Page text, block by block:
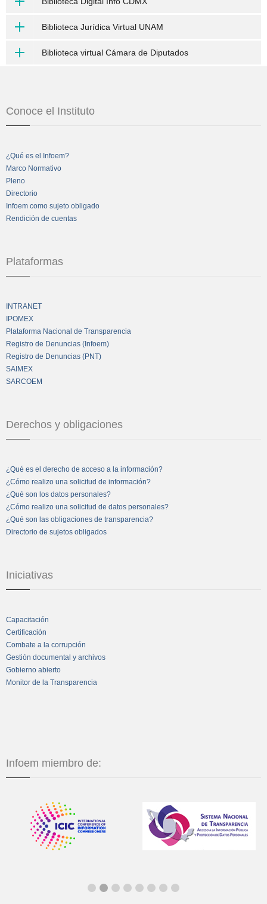
Biblioteca Jurídica Virtual UNAM
Biblioteca virtual Cámara de Diputados
Conoce el Instituto
¿Qué es el Infoem?
Marco Normativo
Pleno
Directorio
Infoem como sujeto obligado
Rendición de cuentas
Plataformas
INTRANET
IPOMEX
Plataforma Nacional de Transparencia
Registro de Denuncias (Infoem)
Registro de Denuncias (PNT)
SAIMEX
SARCOEM
Derechos y obligaciones
¿Qué es el derecho de acceso a la información?
¿Cómo realizo una solicitud de información?
¿Qué son los datos personales?
¿Cómo realizo una solicitud de datos personales?
¿Qué son las obligaciones de transparencia?
Directorio de sujetos obligados
Iniciativas
Capacitación
Certificación
Combate a la corrupción
Gestión documental y archivos
Gobierno abierto
Monitor de la Transparencia
Infoem miembro de: